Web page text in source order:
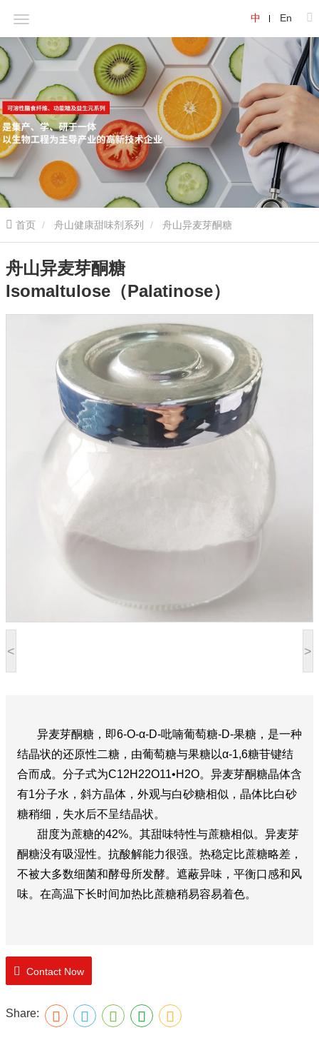
中 En
首页 舟山健康甜味剂系列
Isomaltulose（Palatinose）
< >
舟山异麦芽酮糖
Isomaltulose（Palatinose）
异麦芽酮糖，即6-O-α-D-吡喃葡萄糖-D-果糖，是一种
结晶状的还原性二糖，由葡萄糖与果糖以α-1,6糖苷键结
合而成。分子式为C12H22O11•H2O。异麦芽酮糖晶体含
有1分子水，斜方晶体，外观与白砂糖相似，晶体比白砂
糖稍细，失水后不呈结晶状。
甜度为蔗糖的42%。其甜味特性与蔗糖相似。异麦芽
酮糖没有吸湿性。抗酸解能力很强。热稳定比蔗糖略差，
不被大多数细菌和酵母所发酵。遮蔽异味，平衡口感和风
味。在高温下长时间加热比蔗糖稍易容易着色。
Contact Now
Share: